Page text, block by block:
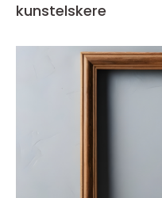
kunstelskere